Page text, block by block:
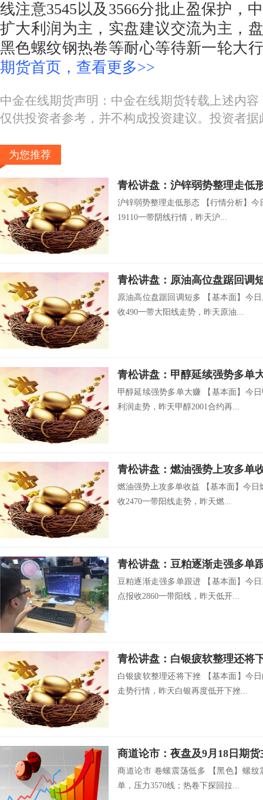
线注意3545以及3566分批止盈保护，
扩大利润为主，实盘建议交流为主，
黑色螺纹钢热卷等耐心等待新一轮大
期货首页，查看更多>>
中金在线期货声明：中金在线期货转载上述内
仅供投资者参考，并不构成投资建议。投资者
为您推荐
青松讲盘：沪锌弱势整理走低
沪锌弱势整理走低形态 【行情分析】今
19110一带阴线行情，昨天沪...
青松讲盘：原油高位盘踞回调
原油高位盘踞回调短多 【基本面】今
收490一带大阳线走势，昨天原油...
青松讲盘：甲醇延续强势多单
甲醇延续强势多单大赚 【基本面】今
利润走势，昨天甲醇2001合约再...
青松讲盘：燃油强势上攻多单
燃油强势上攻多单收益 【基本面】今日
收2470一带阳线走势，昨天燃...
青松讲盘：豆粕逐渐走强多单
豆粕逐渐走强多单跟进 【基本面】今
点报收2860一带阳线，昨天低开...
青松讲盘：白银疲软整理还将
白银疲软整理还将下挫 【基本面】今
走势行情，昨天白银再度低开下挫...
商道论市：夜盘及9月18日期
商道论市 卷螺震荡低多 【黑色】螺纹
单，压力3570线；热卷下探回拉...